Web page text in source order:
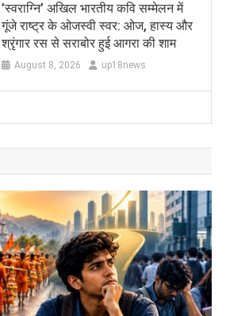
​’स्वराग्नि’ अखिल भारतीय कवि सम्मेलन में
गूंजे राष्ट्र के ओजस्वी स्वर: ओज, हास्य और
श्रृंगार रस से सराबोर हुई आगरा की शाम
August 8, 2026 up18news